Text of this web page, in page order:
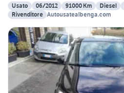
Usato
06/2012 91000 Km Diesel
Rivenditore Autousatealbenga.com